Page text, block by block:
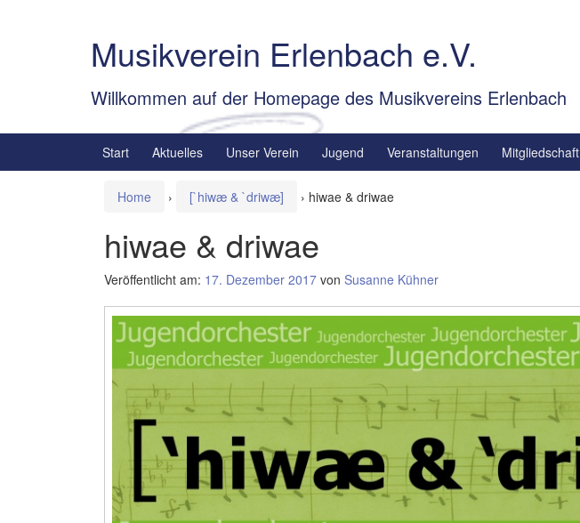
Musikverein Erlenbach e.V.
Willkommen auf der Homepage des Musikvereins Erlenbach
Start Aktuelles Unser Verein Jugend Veranstaltungen Mitgliedschaft
Home › [`hiwæ & `driwæ] › hiwae & driwae
hiwae & driwae
Veröffentlicht am: 17. Dezember 2017 von Susanne Kühner